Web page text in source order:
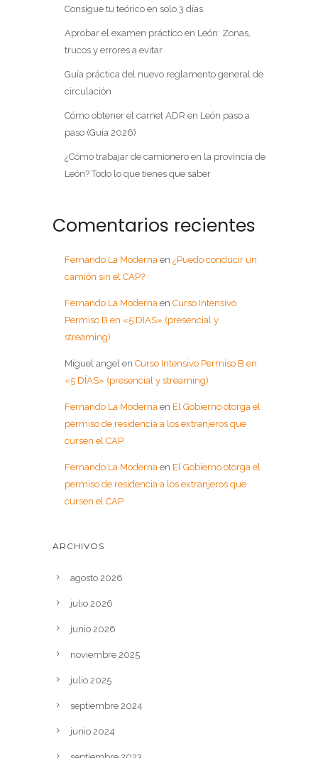
Consigue tu teórico en solo 3 días
Aprobar el examen práctico en León: Zonas,
trucos y errores a evitar
Guía práctica del nuevo reglamento general de
circulación
Cómo obtener el carnet ADR en León paso a
paso (Guía 2026)
¿Cómo trabajar de camionero en la provincia de
León? Todo lo que tienes que saber
Comentarios recientes
Fernando La Moderna en ¿Puedo conducir un
camión sin el CAP?
Fernando La Moderna en Curso Intensivo
Permiso B en «5 DÍAS» (presencial y
streaming)
Miguel angel en Curso Intensivo Permiso B en
«5 DÍAS» (presencial y streaming)
Fernando La Moderna en El Gobierno otorga el
permiso de residencia a los extranjeros que
cursen el CAP
Fernando La Moderna en El Gobierno otorga el
permiso de residencia a los extranjeros que
cursen el CAP
ARCHIVOS
agosto 2026
julio 2026
junio 2026
noviembre 2025
julio 2025
septiembre 2024
junio 2024